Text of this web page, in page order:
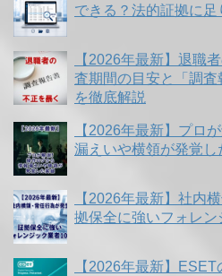
できる？法的証拠に足
【2026年最新】退職
査期間の目安と「調
を徹底解説
【2026年最新】プロ
漏えいや横領が発覚し
【2026年最新】社内
拠保全に強いフォレン
【2026年最新】